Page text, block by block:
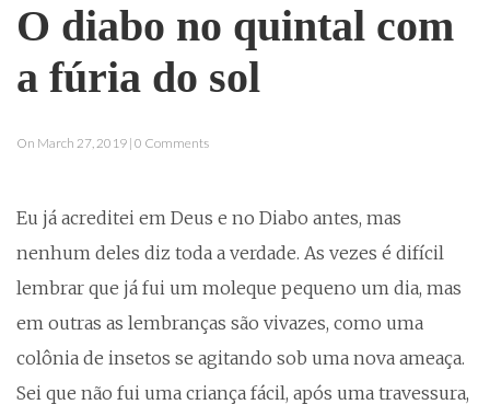
O diabo no quintal com
a fúria do sol
On March 27, 2019 | 0 Comments
Eu já acreditei em Deus e no Diabo antes, mas
nenhum deles diz toda a verdade. As vezes é difícil
lembrar que já fui um moleque pequeno um dia, mas
em outras as lembranças são vivazes, como uma
colônia de insetos se agitando sob uma nova ameaça.
Sei que não fui uma criança fácil, após uma travessura,